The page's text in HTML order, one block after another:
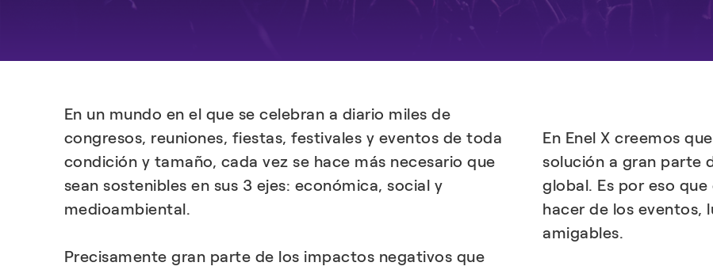
En un mundo en el que se celebran a diario miles de
congresos, reuniones, fiestas, festivales y eventos de toda
condición y tamaño, cada vez se hace más necesario que
sean sostenibles en sus 3 ejes: económica, social y
medioambiental.
Precisamente gran parte de los impactos negativos que
En Enel X creemos
solución a gran parte
global. Es por eso
hacer de los eventos,
amigables.